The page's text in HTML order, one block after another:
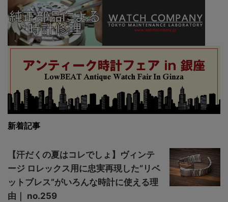
新着記事
【汗だくの夏はコレでしょ】ヴィンテ
ージ ロレックス用に忠実再現した“リベ
ットブレス”がいろんな時計に使える理
由｜ no.259